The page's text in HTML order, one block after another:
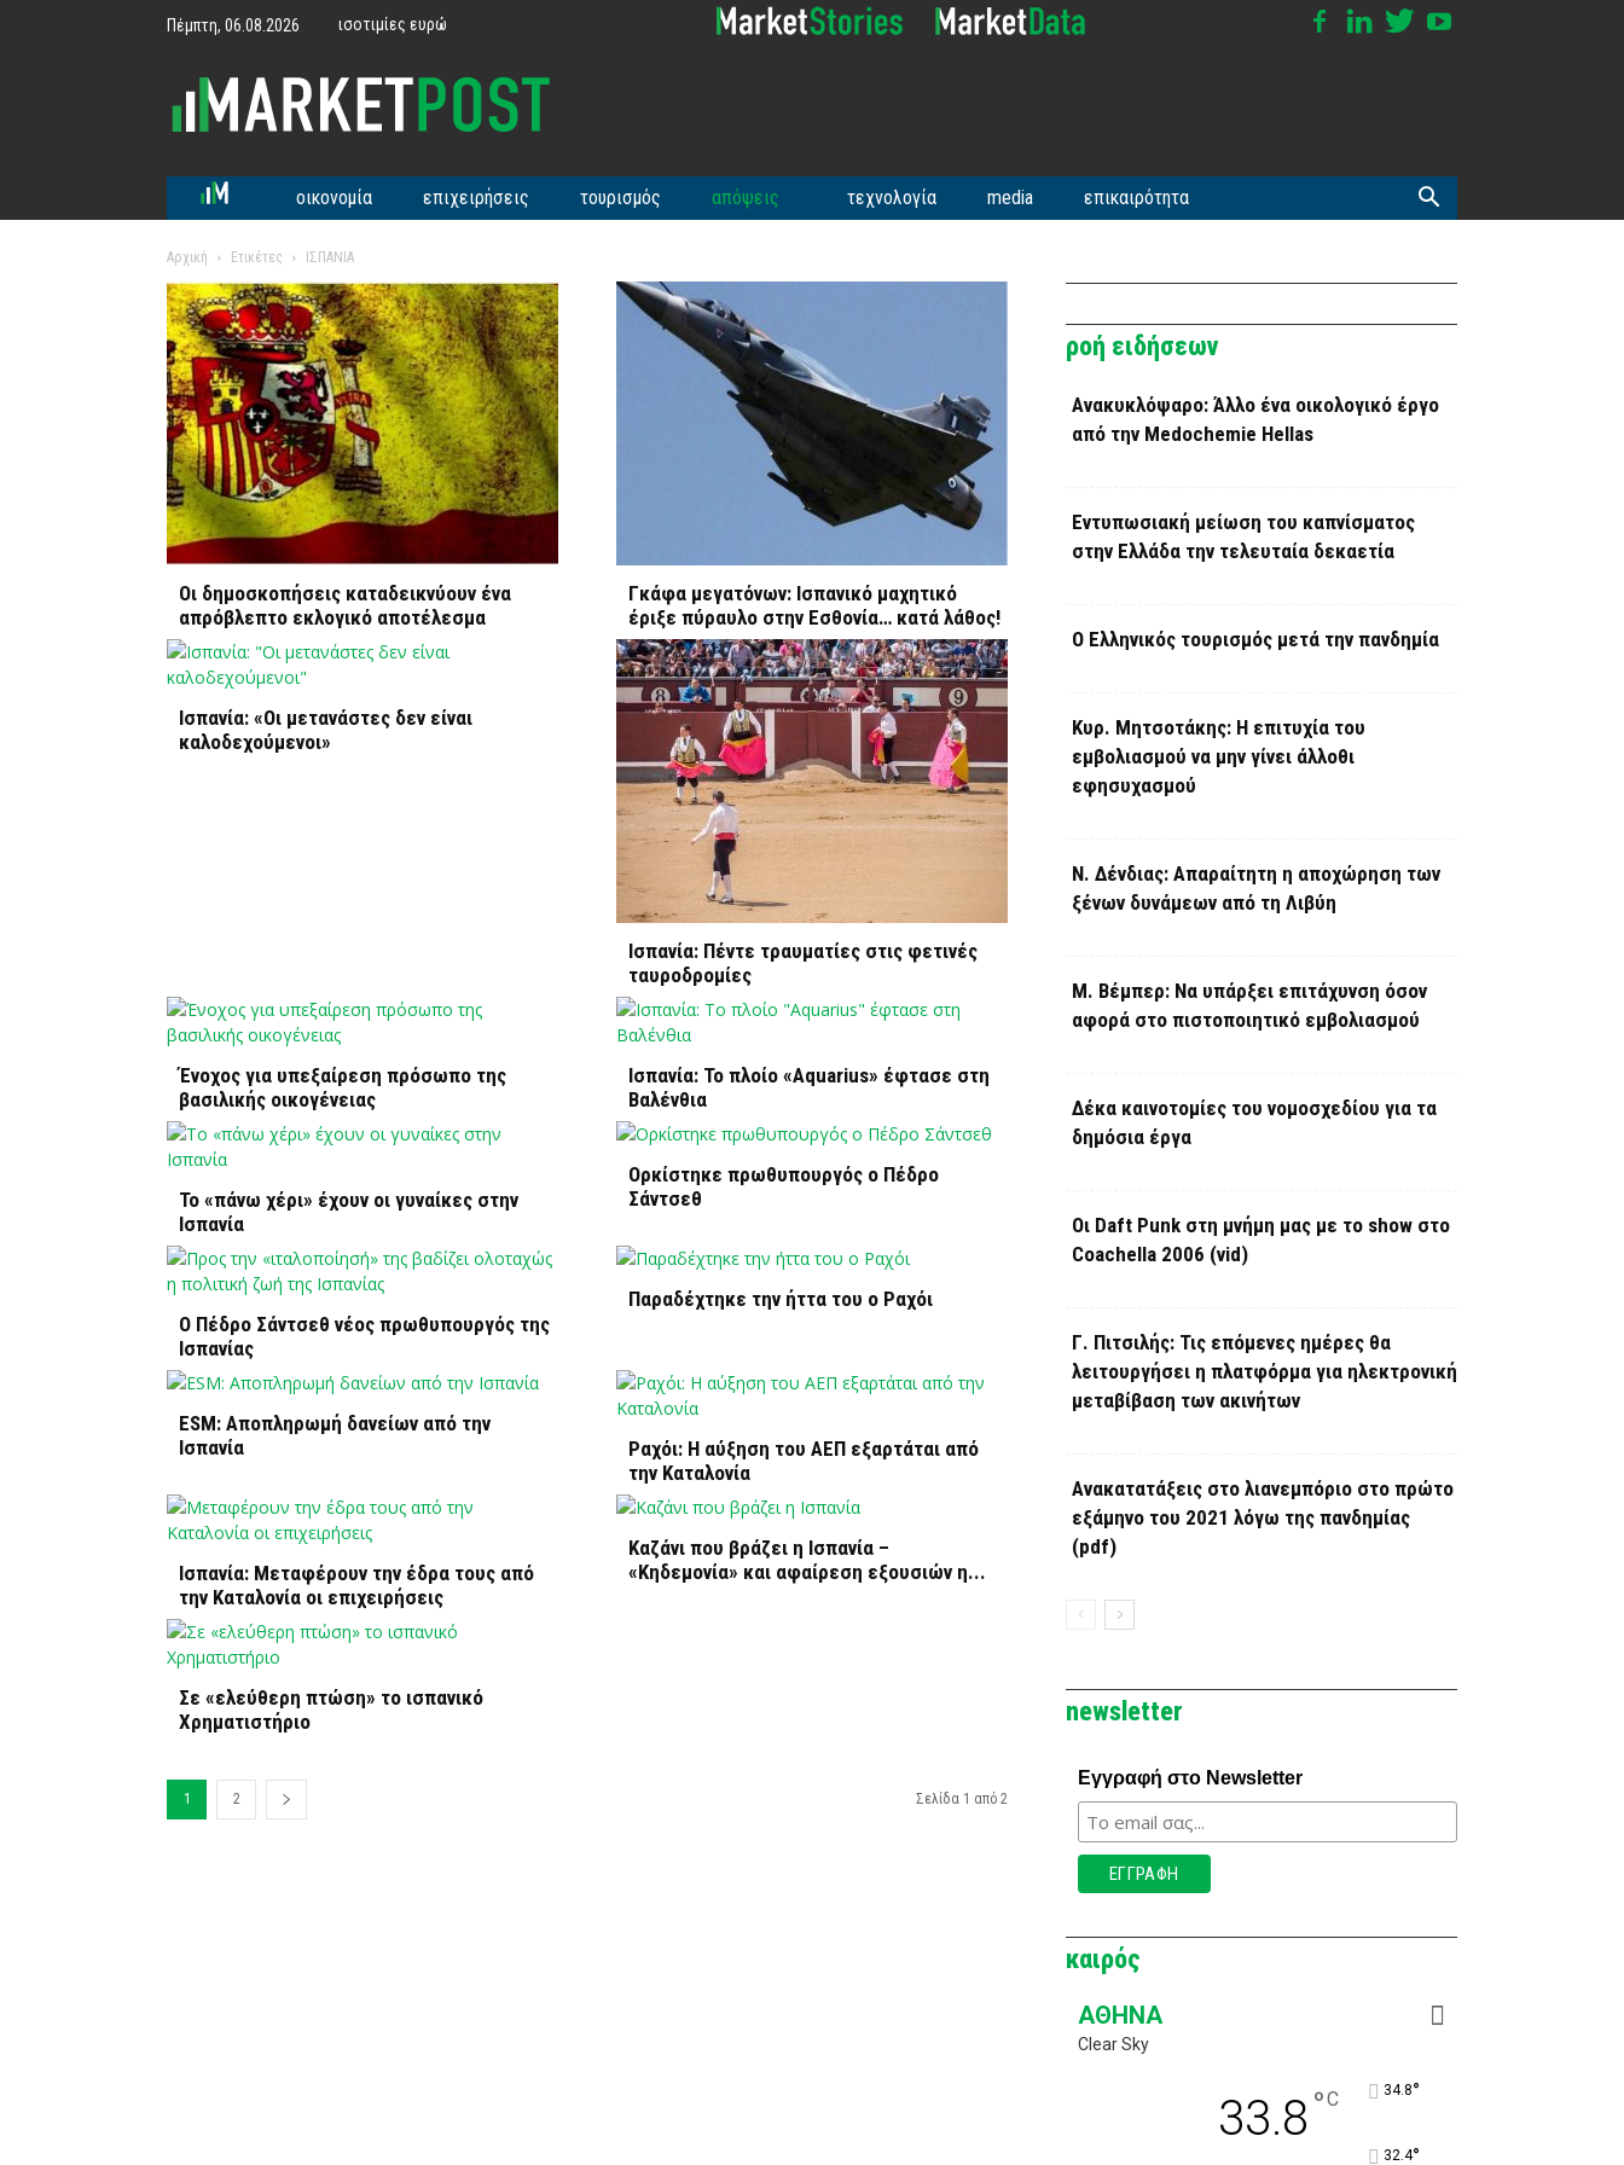
Πέμπτη, 06.08.2026 ισοτιμίες ευρώ
οικονομία επιχειρήσεις τουρισμός απόψεις τεχνολογία media επικαιρότητα
Αρχική Ετικέτες ΙΣΠΑΝΙΑ
Οι δημοσκοπήσεις καταδεικνύουν ένα
απρόβλεπτο εκλογικό αποτέλεσμα
Γκάφα μεγατόνων: Ισπανικό μαχητικό
έριξε πύραυλο στην Εσθονία… κατά λάθος!
Ισπανία: «Οι μετανάστες δεν είναι
καλοδεχούμενοι»
Ισπανία: Πέντε τραυματίες στις φετινές
ταυροδρομίες
Ένοχος για υπεξαίρεση πρόσωπο της
βασιλικής οικογένειας
Ισπανία: Το πλοίο «Aquarius» έφτασε στη
Βαλένθια
Το «πάνω χέρι» έχουν οι γυναίκες στην
Ισπανία
Ορκίστηκε πρωθυπουργός ο Πέδρο
Σάντσεθ
Ο Πέδρο Σάντσεθ νέος πρωθυπουργός της
Ισπανίας
Παραδέχτηκε την ήττα του ο Ραχόι
ESM: Αποπληρωμή δανείων από την
Ισπανία
Ραχόι: Η αύξηση του ΑΕΠ εξαρτάται από
την Καταλονία
Ισπανία: Μεταφέρουν την έδρα τους από
την Καταλονία οι επιχειρήσεις
Καζάνι που βράζει η Ισπανία –
«Κηδεμονία» και αφαίρεση εξουσιών η...
Σε «ελεύθερη πτώση» το ισπανικό
Χρηματιστήριο
1 2 Σελίδα 1 από 2
ροή ειδήσεων
Ανακυκλόψαρο: Άλλο ένα οικολογικό έργο
από την Medochemie Hellas
Εντυπωσιακή μείωση του καπνίσματος
στην Ελλάδα την τελευταία δεκαετία
Ο Ελληνικός τουρισμός μετά την πανδημία
Κυρ. Μητσοτάκης: Η επιτυχία του
εμβολιασμού να μην γίνει άλλοθι
εφησυχασμού
Ν. Δένδιας: Απαραίτητη η αποχώρηση των
ξένων δυνάμεων από τη Λιβύη
Μ. Βέμπερ: Να υπάρξει επιτάχυνση όσον
αφορά στο πιστοποιητικό εμβολιασμού
Δέκα καινοτομίες του νομοσχεδίου για τα
δημόσια έργα
Οι Daft Punk στη μνήμη μας με το show στο
Coachella 2006 (vid)
Γ. Πιτσιλής: Τις επόμενες ημέρες θα
λειτουργήσει η πλατφόρμα για ηλεκτρονική
μεταβίβαση των ακινήτων
Ανακατατάξεις στο λιανεμπόριο στο πρώτο
εξάμηνο του 2021 λόγω της πανδημίας
(pdf)
newsletter
Εγγραφή στο Newsletter
καιρός
ΑΘΉΝΑ
Clear Sky
33.8 °C 34.8°
32.4°